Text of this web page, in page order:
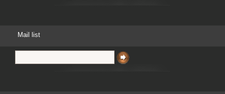
Mail list